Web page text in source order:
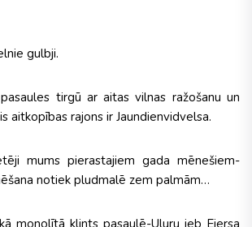
gulbji.
tirgū ar aitas vilnas ražošanu un
aitkopības rajons ir Jaundienvidvelsa.
mums pierastajiem gada mēnešiem-
notiek pludmalē zem palmām…